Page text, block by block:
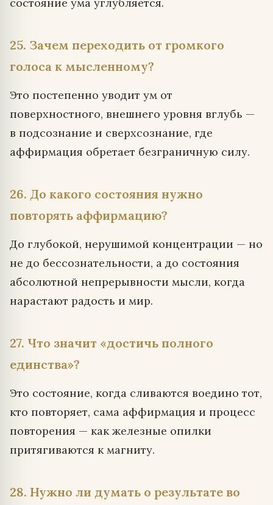
состояние ума углубляется.
25. Зачем переходить от громкого
голоса к мысленному?
Это постепенно уводит ум от
поверхностного, внешнего уровня вглубь —
в подсознание и сверхсознание, где
аффирмация обретает безграничную силу.
26. До какого состояния нужно
повторять аффирмацию?
До глубокой, нерушимой концентрации — но
не до бессознательности, а до состояния
абсолютной непрерывности мысли, когда
нарастают радость и мир.
27. Что значит «достичь полного
единства»?
Это состояние, когда сливаются воедино тот,
кто повторяет, сама аффирмация и процесс
повторения — как железные опилки
притягиваются к магниту.
28. Нужно ли думать о результате во